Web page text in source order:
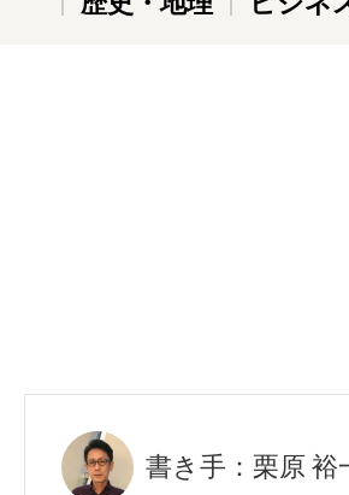
書き手：栗原 裕